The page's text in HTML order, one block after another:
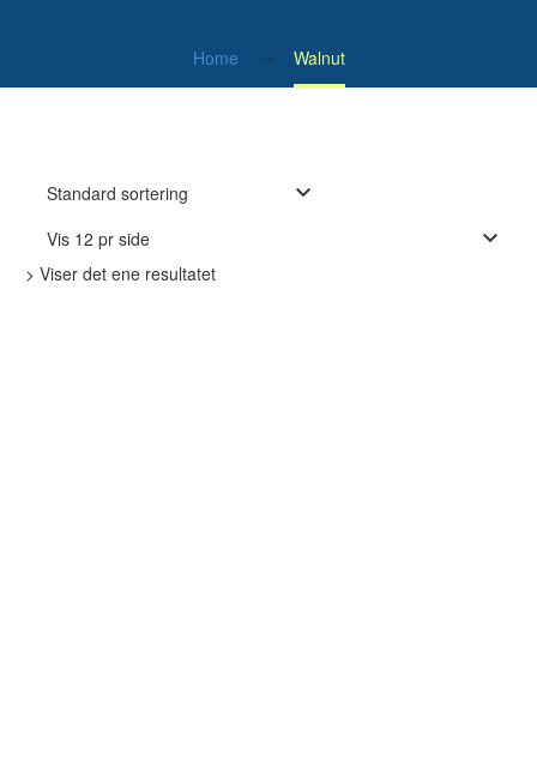
Home Walnut
Standard sortering
Vis 12 pr side
> Viser det ene resultatet